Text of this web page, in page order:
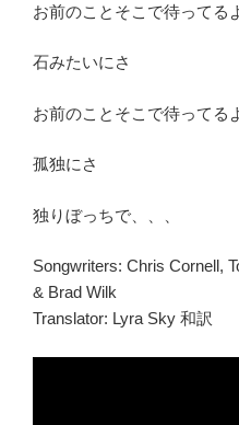
お前のことそこで待ってる
石みたいにさ
お前のことそこで待ってる
孤独にさ
独りぼっちで、、、
Songwriters: Chris Cornell,
& Brad Wilk
Translator: Lyra Sky 和訳